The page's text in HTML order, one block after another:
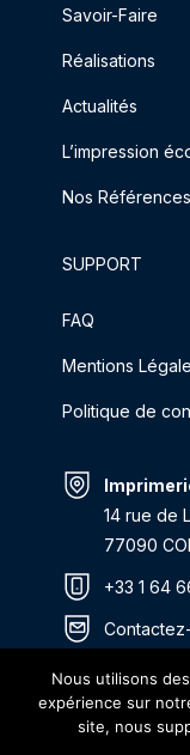
Savoir-Faire
Réalisations
Actualités
L’impression
Nos Références
SUPPORT
FAQ
Mentions
Politique de
14 rue de
77090
+33 1 64
Itinéraire >
Nous utilisons
expérience sur
site, nous